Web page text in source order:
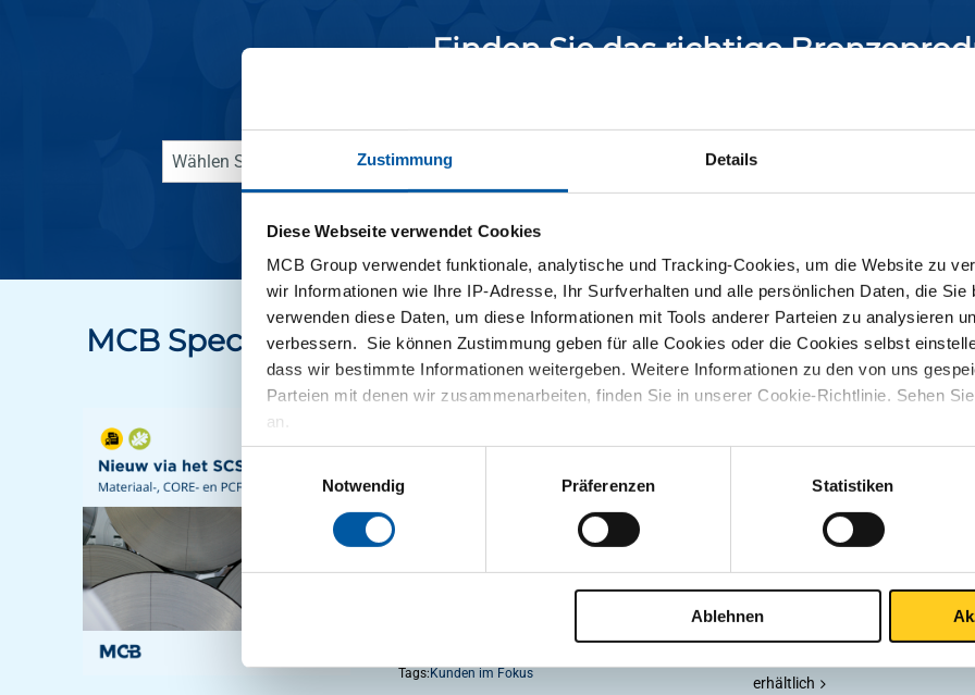
Zustimmung Details
Diese Webseite verwendet Cookies
MCB Group verwendet funktionale, analytische und Tracking-Cookies, um die Website zu
wir Informationen wie Ihre IP-Adresse, Ihr Surfverhalten und alle persönlichen Daten, die
verwenden diese Daten, um diese Informationen mit Tools anderer Parteien zu analysieren
verbessern. Sie können Zustimmung geben für alle Cookies oder die Cookies selbst
dass wir bestimmte Informationen weitergeben. Weitere Informationen zu den von uns
Parteien mit denen wir zusammenarbeiten, finden Sie in unserer Cookie-Richtlinie. Sehen
an.
Einwilligungsauswahl
Notwendig
Präferenzen Statistiken
Ablehnen
Finden Sie das richtige
MCB Specials Blog
Theuws Metaal: Nachhaltiges
Tags: Kunden im Fokus
MCB
Feiertagsplanung
09-04-2025
Feiertagsplanung
Eröffnung des neuen
16-01-2025
erhältlich